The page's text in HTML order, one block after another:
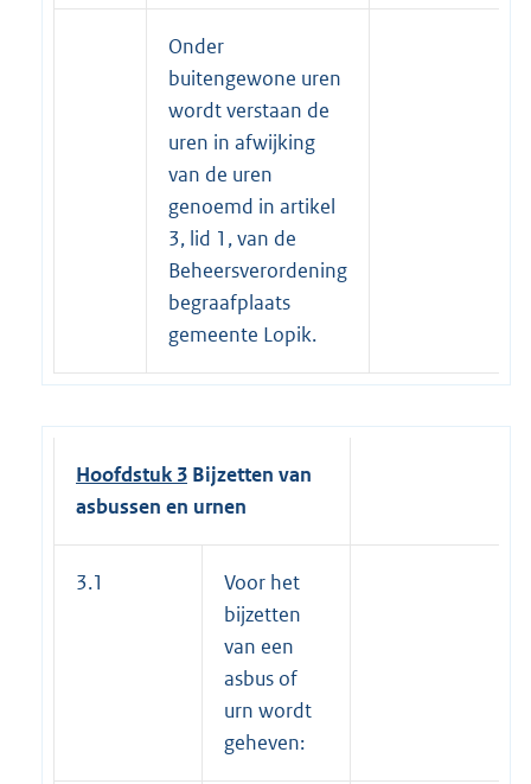
Onder
buitengewone uren
wordt verstaan de
uren in afwijking
van de uren
genoemd in artikel
3, lid 1, van de
Beheersverordening
begraafplaats
gemeente Lopik.
Hoofdstuk 3 Bijzetten van
asbussen en urnen
3.1
Voor het
bijzetten
van een
asbus of
urn wordt
geheven: